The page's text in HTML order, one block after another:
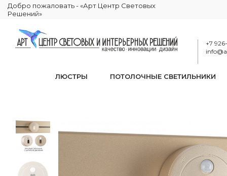
Добро пожаловать - «Арт Центр Световых
Решений»
+7
ЛЮСТРЫ ПОТОЛОЧНЫЕ СВЕТИЛЬНИКИ